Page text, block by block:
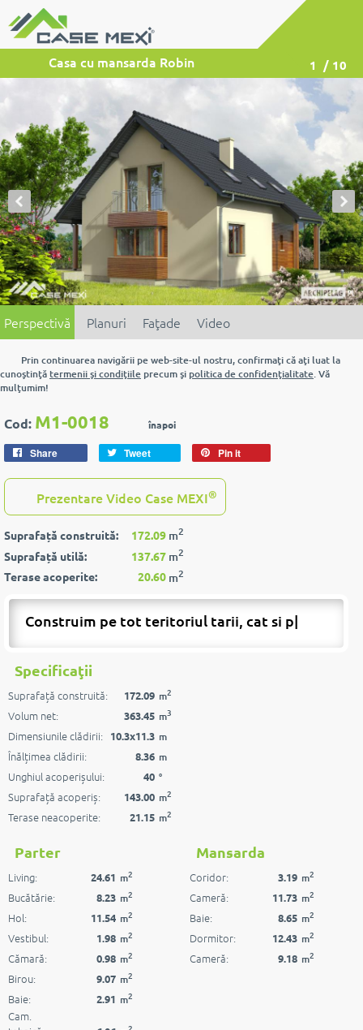
Casa cu mansarda Robin 1 / 10
Perspectivă Planuri Faţade Video
Prin continuarea navigării pe web-site-ul nostru, confirmaţi că aţi luat la
cunoştinţătermenii şi condiţiile precum şi politica de confidenţialitate. Vă
mulţumim!
Cod: M1-0018 înapoi
Share Tweet Pin it
Prezentare Video Case MEXI®
Suprafață construită: 172.09 m2
Suprafață utilă: 137.67 m2
Terase acoperite: 20.60 m2
Construim pe tot teritoriul tarii, cat si pest
Specificaţii
Suprafață construită: 172.09 m2
Volum net: 363.45 m3
Dimensiunile clădirii: 10.3x11.3 m
Înălțimea clădirii: 8.36 m
Unghiul acoperișului: 40 °
Suprafață acoperiș: 143.00 m2
Terase neacoperite: 21.15 m2
Parter
Living: 24.61 m2
Bucătărie: 8.23 m2
Hol: 11.54 m2
Vestibul: 1.98 m2
Cămară: 0.98 m2
Birou: 9.07 m2
Baie: 2.91 m2
Cam.
Mansarda
Coridor: 3.19 m2
Cameră: 11.73 m2
Baie: 8.65 m2
Dormitor: 12.43 m2
Cameră: 9.18 m2